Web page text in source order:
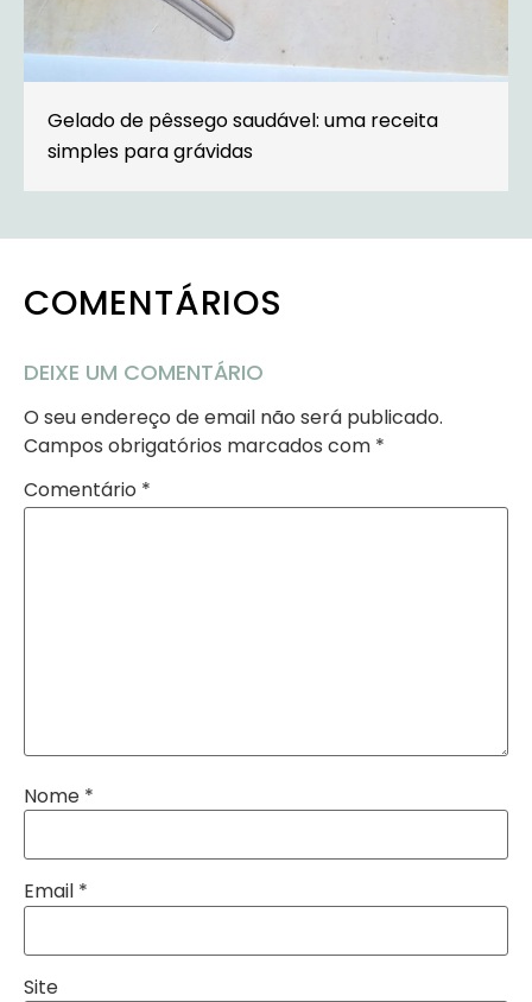
Gelado de pêssego saudável: uma receita
simples para grávidas
COMENTÁRIOS
DEIXE UM COMENTÁRIO
O seu endereço de email não será publicado.
Campos obrigatórios marcados com *
Comentário *
Nome *
Email *
Site